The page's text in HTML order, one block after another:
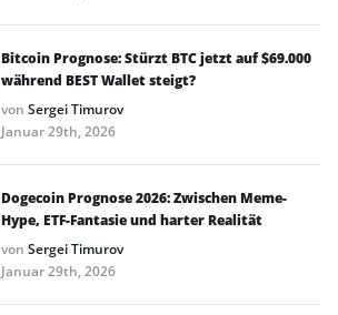
Bitcoin Prognose: Stürzt BTC jetzt auf $69.000
während BEST Wallet steigt?
von Sergei Timurov
Januar 29th, 2026
Dogecoin Prognose 2026: Zwischen Meme-
Hype, ETF-Fantasie und harter Realität
von Sergei Timurov
Januar 29th, 2026